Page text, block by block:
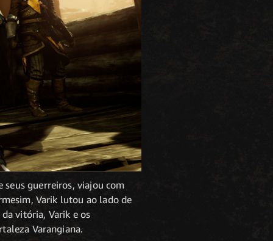
seus guerreiros, viajou com
Varik lutou ao lado de
vitória, Varik e os
Varangiana.